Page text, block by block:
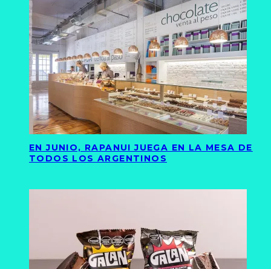
EN JUNIO, RAPANUI JUEGA EN LA MESA DE
TODOS LOS ARGENTINOS